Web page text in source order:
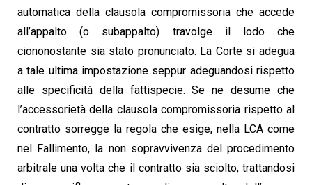
automatica della clausola compromissoria che accede
all’appalto (o subappalto) travolge il lodo che
ciononostante sia stato pronunciato. La Corte si adegua
a tale ultima impostazione seppur adeguandosi rispetto
alle specificità della fattispecie. Se ne desume che
l’accessorietà della clausola compromissoria rispetto al
contratto sorregge la regola che esige, nella LCA come
nel Fallimento, la non sopravvivenza del procedimento
arbitrale una volta che il contratto sia sciolto, trattandosi